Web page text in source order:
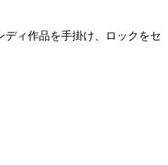
ディ作品を手掛け、ロックをセ